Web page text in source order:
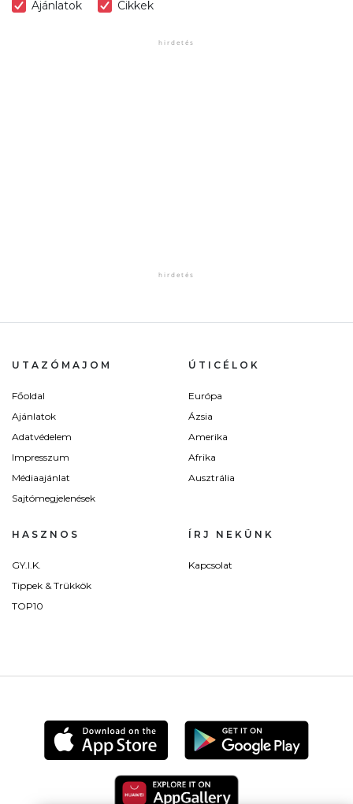
Ajánlatok Cikkek
UTAZÓMAJOM
Főoldal
Ajánlatok
Adatvédelem
Impresszum
Médiaajánlat
Sajtómegjelenések
ÚTICÉLOK
Európa
Ázsia
Amerika
Afrika
Ausztrália
HASZNOS
GY.I.K.
Tippek & Trükkök
TOP10
ÍRJ NEKÜNK
Kapcsolat